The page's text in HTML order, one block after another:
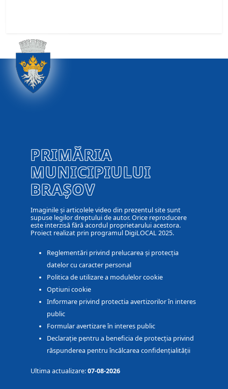
PRIMĂRIA
MUNICIPIULUI
BRAȘOV
Imaginile și articolele video din prezentul site sunt
supuse legilor dreptului de autor. Orice reproducere
este interzisă fără acordul proprietarului acestora.
Proiect realizat prin programul DigiLOCAL 2025.
Reglementări privind prelucarea și protecția
datelor cu caracter personal
Politica de utilizare a modulelor cookie
Optiuni cookie
Informare privind protectia avertizorilor în interes
public
Formular avertizare în interes public
Declarație pentru a beneficia de protecția privind
răspunderea pentru încălcarea confidențialității
Ultima actualizare:07-08-2026